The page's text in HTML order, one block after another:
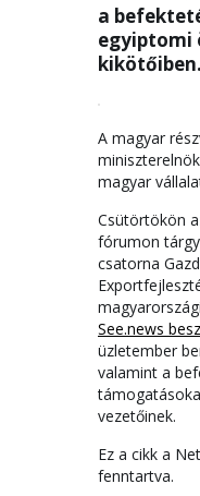
a
egyiptomi
kikötőiben.
A magyar
magyar
Csütörtökön
fórumon
csatorna
See.news
üzletember
valamint a
vezetőinek.
Ez a cikk a
fenntartva.